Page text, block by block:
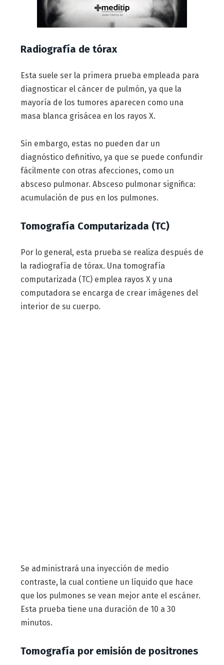
Radiografía de tórax
Esta suele ser la primera prueba empleada para
diagnosticar el cáncer de pulmón, ya que la
mayoría de los tumores aparecen como una
masa blanca grisácea en los rayos X.
Sin embargo, estas no pueden dar un
diagnóstico definitivo, ya que se puede confundir
fácilmente con otras afecciones, como un
absceso pulmonar. Absceso pulmonar significa:
acumulación de pus en los pulmones.
Tomografía Computarizada (TC)
Por lo general, esta prueba se realiza después de
la radiografía de tórax. Una tomografía
computarizada (TC) emplea rayos X y una
computadora se encarga de crear imágenes del
interior de su cuerpo.
Se administrará una inyección de medio
contraste, la cual contiene un líquido que hace
que los pulmones se vean mejor ante el escáner.
Esta prueba tiene una duración de 10 a 30
minutos.
Tomografía por emisión de positrones